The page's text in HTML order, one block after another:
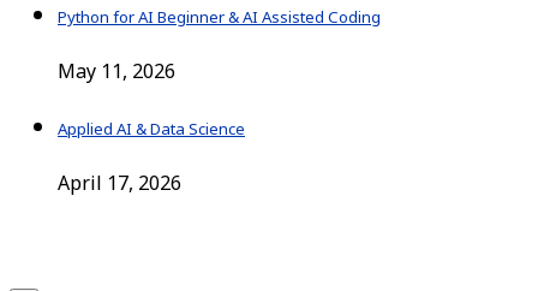
Python for AI Beginner & AI Assisted Coding
May 11, 2026
Applied AI & Data Science
April 17, 2026